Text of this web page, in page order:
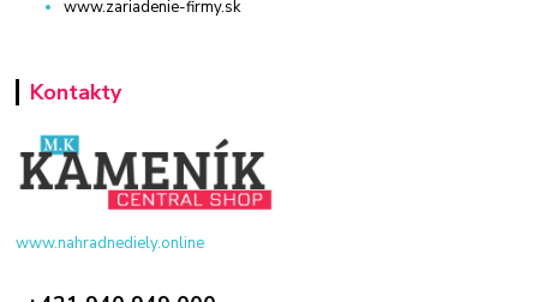
www.zariadenie-firmy.sk
Kontakty
www.nahradnediely.online